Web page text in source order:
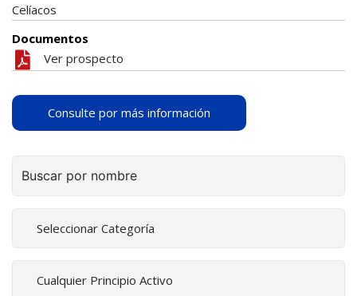
Celíacos
Documentos
Ver prospecto
Consulte por más información